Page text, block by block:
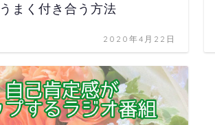
まく付き合う方法
2020年4月22日